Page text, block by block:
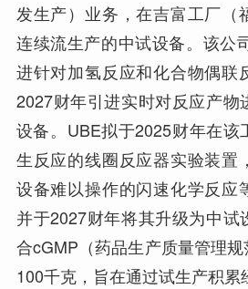
发生产）业务，在吉富工厂（
连续流生产的中试设备。该公
进针对加氢反应和化合物偶联
2027财年引进实时对反应产物
设备。UBE拟于2025财年在该
生反应的线圈反应器实验装置
设备难以操作的闪速化学反应
并于2027财年将其升级为中试
合cGMP（药品生产质量管理
100千克，旨在通过试生产积累